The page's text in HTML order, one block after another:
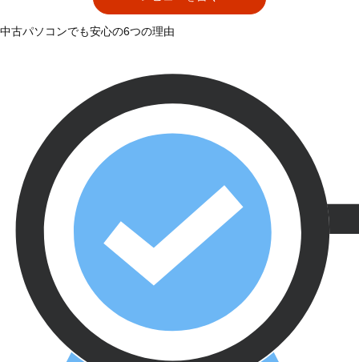
中古パソコンでも安心の6つの理由